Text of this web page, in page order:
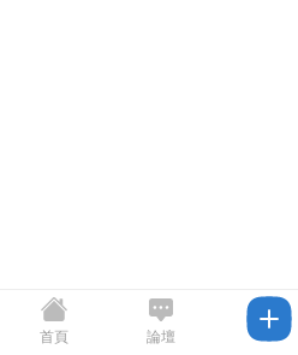
首頁 論壇